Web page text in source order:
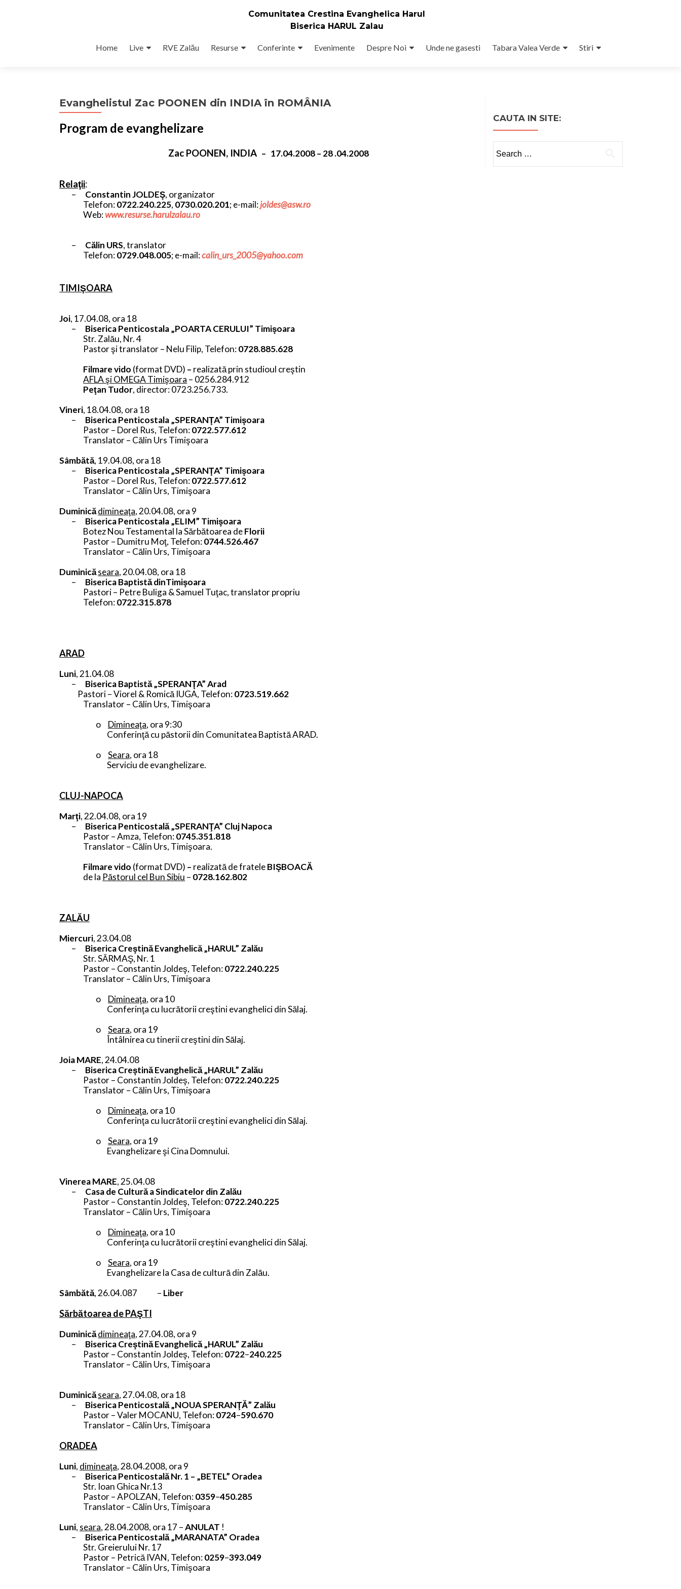
Comunitatea Crestina Evanghelica Harul
Biserica HARUL Zalau
Home Live RVE Zalău Resurse Conferinte Evenimente Despre Noi Unde ne gasesti Tabara Valea Verde Stiri
Evanghelistul Zac POONEN din INDIA în ROMÂNIA
Program de evanghelizare
Zac POONEN, INDIA– 17.04.2008 – 28 .04.2008
Relaţii:
– Constantin JOLDEŞ, organizator
Telefon:0722.240.225, 0730.020.201; e-mail:joldes@asw.ro
Web:www.resurse.harulzalau.ro
– Călin URS, translator
Telefon:0729.048.005; e-mail:calin_urs_2005@yahoo.com
TIMIŞOARA
Joi, 17.04.08, ora 18
–
Biserica Penticostala „POARTA CERULUI” Timişoara
Str. Zalău, Nr. 4
Pastor şi translator – Nelu Filip, Telefon:0728.885.628
Filmare vido (format DVD) – realizată prin studioul creştin
AFLA şi OMEGA Timişoara – 0256.284.912
Peţan Tudor, director: 0723.256.733.
Vineri, 18.04.08, ora 18
–
Biserica Penticostala „SPERANŢA” Timişoara
Pastor – Dorel Rus, Telefon:0722.577.612
Translator – Călin Urs Timişoara
Sâmbătă, 19.04.08, ora 18
–
Biserica Penticostala „SPERANŢA” Timişoara
Pastor – Dorel Rus, Telefon:0722.577.612
Translator – Călin Urs, Timişoara
Duminicădimineaţa, 20.04.08, ora 9
–
Biserica Penticostala „ELIM” Timişoara
Botez Nou Testamental la Sărbătoarea deFlorii
Pastor – Dumitru Moţ, Telefon:0744.526.467
Translator – Călin Urs, Timişoara
Duminicăseara, 20.04.08, ora 18
–
Biserica Baptistă dinTimişoara
Pastori – Petre Buliga & Samuel Tuţac, translator propriu
Telefon:0722.315.878
ARAD
Luni, 21.04.08
–
Biserica Baptistă „SPERANŢA” Arad
Pastori – Viorel & Romică IUGA, Telefon:0723.519.662
Translator – Călin Urs, Timişoara
o
Dimineaţa, ora 9:30
Conferinţă cu păstorii din Comunitatea Baptistă ARAD.
o
Seara, ora 18
Serviciu de evanghelizare.
CLUJ-NAPOCA
Marţi, 22.04.08, ora 19
–
Biserica Penticostală „SPERANŢA” Cluj Napoca
Pastor – Amza, Telefon:0745.351.818
Translator – Călin Urs, Timişoara.
Filmare vido (format DVD) – realizată de frateleBIŞBOACĂ
de la Păstorul cel Bun Sibiu – 0728.162.802
ZALĂU
Miercuri, 23.04.08
–
Biserica Creştină Evanghelică „HARUL” Zalău
Str. SĂRMAŞ, Nr. 1
Pastor – Constantin Joldeş, Telefon:0722.240.225
Translator – Călin Urs, Timişoara
o
Dimineaţa, ora 10
Conferinţa cu lucrătorii creştini evanghelici din Sălaj.
o
Seara, ora 19
Întâlnirea cu tinerii creştini din Sălaj.
Joia MARE, 24.04.08
–
Biserica Creştină Evanghelică „HARUL” Zalău
Pastor – Constantin Joldeş, Telefon:0722.240.225
Translator – Călin Urs, Timişoara
o
Dimineaţa, ora 10
Conferinţa cu lucrătorii creştini evanghelici din Sălaj.
o
Seara, ora 19
Evanghelizare şi Cina Domnului.
Vinerea MARE, 25.04.08
–
Casa de Cultură a Sindicatelor din Zalău
Pastor – Constantin Joldeş, Telefon:0722.240.225
Translator – Călin Urs, Timişoara
o
Dimineaţa, ora 10
Conferinţa cu lucrătorii creştini evanghelici din Sălaj.
o
Seara, ora 19
Evanghelizare la Casa de cultură din Zalău.
Sâmbătă, 26.04.087 – Liber
Sărbătoarea de PAŞTI
Duminicădimineaţa, 27.04.08, ora 9
–
Biserica Creştină Evanghelică „HARUL” Zalău
Pastor – Constantin Joldeş, Telefon:0722–240.225
Translator – Călin Urs, Timişoara
Duminicăseara, 27.04.08, ora 18
–
Biserica Penticostală „NOUA SPERANŢĂ” Zalău
Pastor – Valer MOCANU, Telefon:0724–590.670
Translator – Călin Urs, Timişoara
ORADEA
Luni, dimineaţa, 28.04.2008, ora 9
–
Biserica Penticostală Nr. 1 – „BETEL” Oradea
Str. Ioan Ghica Nr.13
Pastor – APOLZAN, Telefon:0359–450.285
Translator – Călin Urs, Timişoara
Luni, seara, 28.04.2008, ora 17 –ANULAT !
–
Biserica Penticostală „MARANATA” Oradea
Str. Greierului Nr. 17
Pastor – Petrică IVAN, Telefon:0259–393.049
Translator – Călin Urs, Timişoara
CAUTA IN SITE:
for: